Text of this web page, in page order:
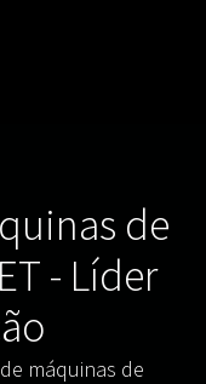
de
- Líder
máquinas de